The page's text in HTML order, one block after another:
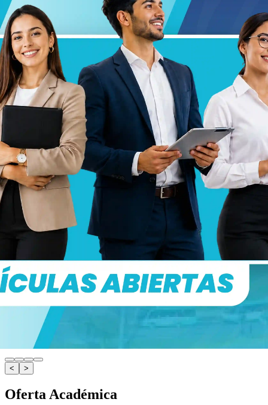
< >
Oferta Académica